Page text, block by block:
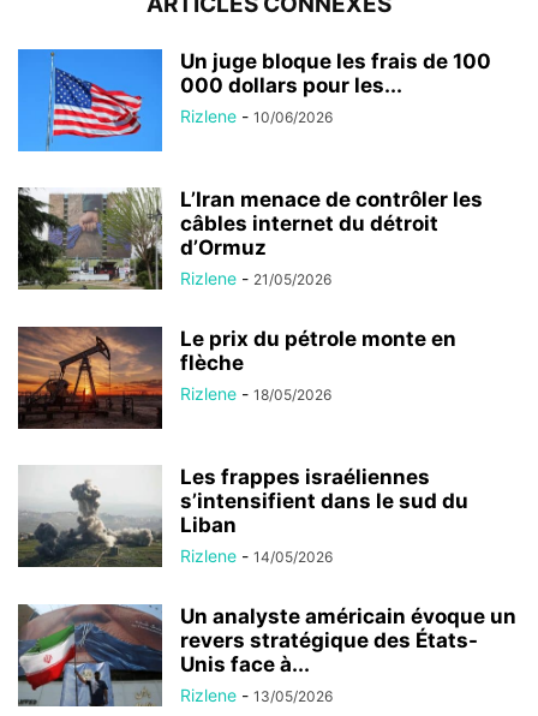
Un juge bloque les frais de 100
000 dollars pour les...
Rizlene - 10/06/2026
L’Iran menace de contrôler les
câbles internet du détroit
d’Ormuz
Rizlene - 21/05/2026
Le prix du pétrole monte en
flèche
Rizlene - 18/05/2026
Les frappes israéliennes
s’intensifient dans le sud du
Liban
Rizlene - 14/05/2026
Un analyste américain évoque un
revers stratégique des États-
Unis face à...
Rizlene - 13/05/2026